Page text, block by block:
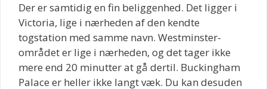
Der er samtidig en fin beliggenhed. Det ligger i
Victoria, lige i nærheden af den kendte
togstation med samme navn. Westminster-
området er lige i nærheden, og det tager ikke
mere end 20 minutter at gå dertil. Buckingham
Palace er heller ikke langt væk. Du kan desuden